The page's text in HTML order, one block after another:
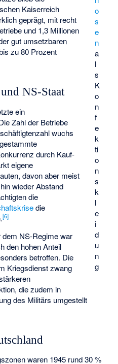
o
s
e
n
a
l
s
K
o
n
f
e
k
ti
o
n
s
k
l
e
i
d
u
n
g
Kaiserreich
geprägt, mit recht
und 1,3 Millionen
gut umsetzbaren
zu 80 Prozent
NS-Staat
ein
Zahl der Betriebe
wuchs
durch Kauf-
eigene
davon aber meist
wieder Abstand
die
die
[6]
dem NS-Regime war
den hohen Anteil
betroffen. Die
Kriegsdienst zwang
die zudem in
des Militärs umgestellt
waren 1945 rund 30 %